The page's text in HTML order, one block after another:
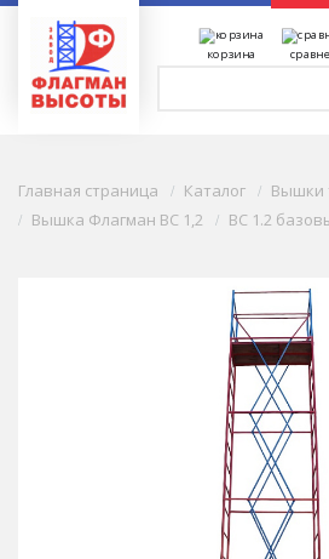
корзина
Главная страница Каталог
Вышки
Вышка Флагман ВС 1,2
ВС 1.2